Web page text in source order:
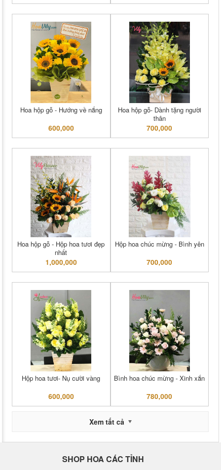
Hoa hộp gỗ - Hướng về nắng
600,000
Hoa hộp gỗ- Dành tặng người
thân
700,000
Hoa hộp gỗ - Hộp hoa tươi đẹp
nhất
1,000,000
Hộp hoa chúc mừng - Bình yên
700,000
Hộp hoa tươi- Nụ cười vàng
600,000
Bình hoa chúc mừng - Xinh xắn
780,000
Xem tất cả
SHOP HOA CÁC TỈNH